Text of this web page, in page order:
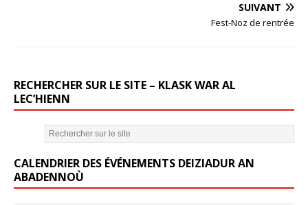
k
SUIVANT
Fest-Noz de rentrée
RECHERCHER SUR LE SITE – KLASK WAR AL
LEC’HIENN
CALENDRIER DES ÉVÉNEMENTS DEIZIADUR AN
ABADENNOÙ